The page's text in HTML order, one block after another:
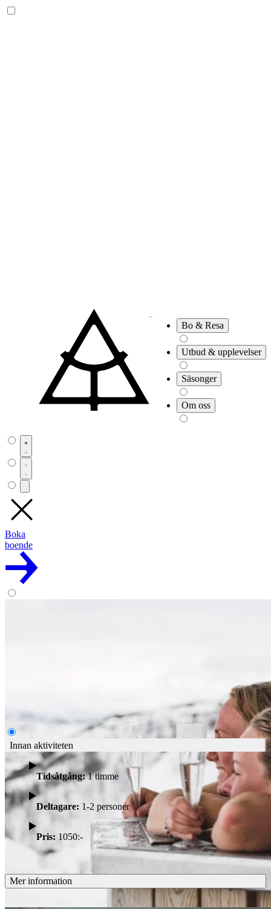
Bo & Resa
Utbud & upplevelser
Säsonger
Om oss
Boka
boende
Läs mer
Boka
Innan aktiviteten
Tidsåtgång:1 timme
Deltagare: 1-2 personer
Pris: 1050:-
Mer information